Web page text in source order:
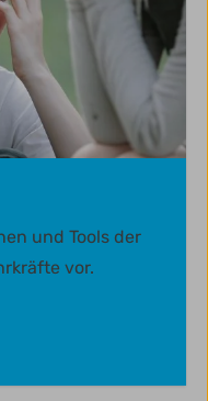
und Tools der
vor.